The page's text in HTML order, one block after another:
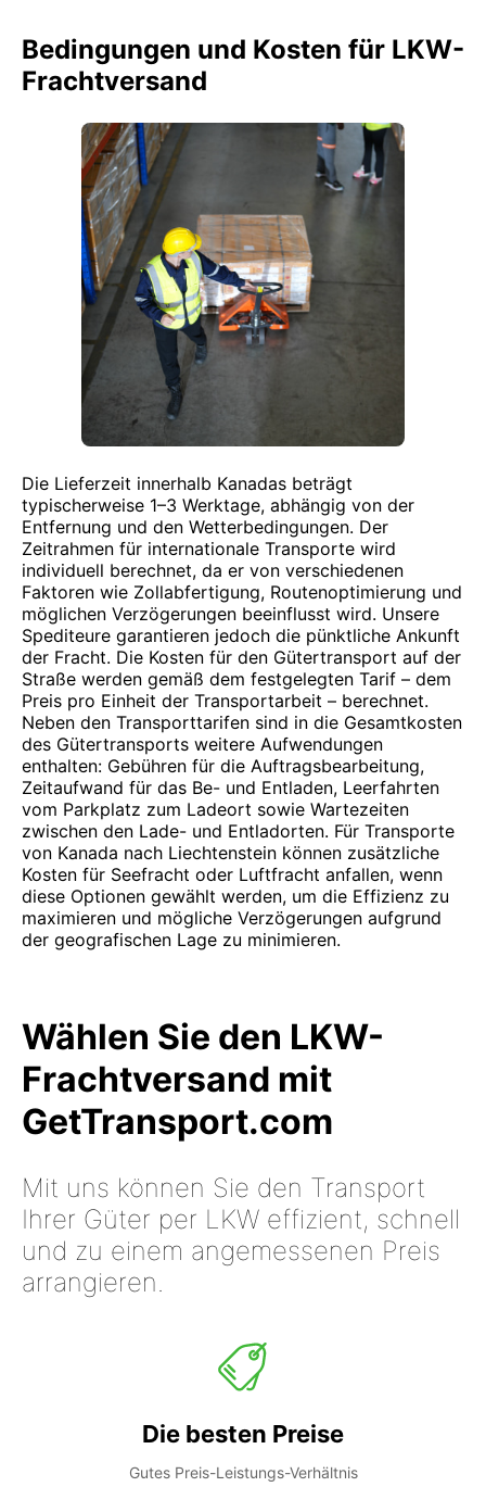
Bedingungen und Kosten für LKW-
Frachtversand
Die Lieferzeit innerhalb Kanadas beträgt
typischerweise 1–3 Werktage, abhängig von der
Entfernung und den Wetterbedingungen. Der
Zeitrahmen für internationale Transporte wird
individuell berechnet, da er von verschiedenen
Faktoren wie Zollabfertigung, Routenoptimierung und
möglichen Verzögerungen beeinflusst wird. Unsere
Spediteure garantieren jedoch die pünktliche Ankunft
der Fracht. Die Kosten für den Gütertransport auf der
Straße werden gemäß dem festgelegten Tarif – dem
Preis pro Einheit der Transportarbeit – berechnet.
Neben den Transporttarifen sind in die Gesamtkosten
des Gütertransports weitere Aufwendungen
enthalten: Gebühren für die Auftragsbearbeitung,
Zeitaufwand für das Be- und Entladen, Leerfahrten
vom Parkplatz zum Ladeort sowie Wartezeiten
zwischen den Lade- und Entladorten. Für Transporte
von Kanada nach Liechtenstein können zusätzliche
Kosten für Seefracht oder Luftfracht anfallen, wenn
diese Optionen gewählt werden, um die Effizienz zu
maximieren und mögliche Verzögerungen aufgrund
der geografischen Lage zu minimieren.
Wählen Sie den LKW-
Frachtversand mit
GetTransport.com
Mit uns können Sie den Transport
Ihrer Güter per LKW effizient, schnell
und zu einem angemessenen Preis
arrangieren.
Die besten Preise
Gutes Preis-Leistungs-Verhältnis